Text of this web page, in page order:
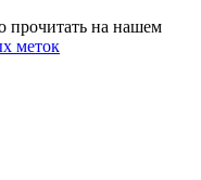
прочитать на нашем
меток